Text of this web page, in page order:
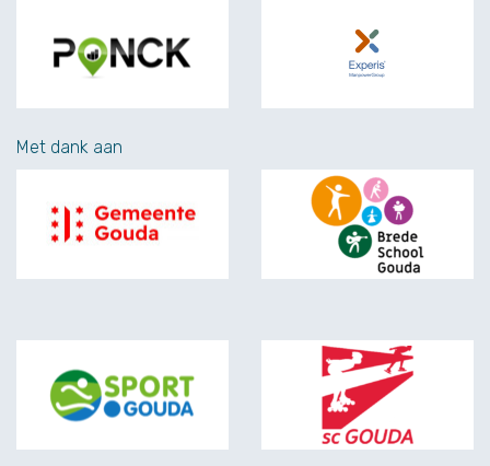
Met dank aan
Brede School
Schaatsclub Gouda